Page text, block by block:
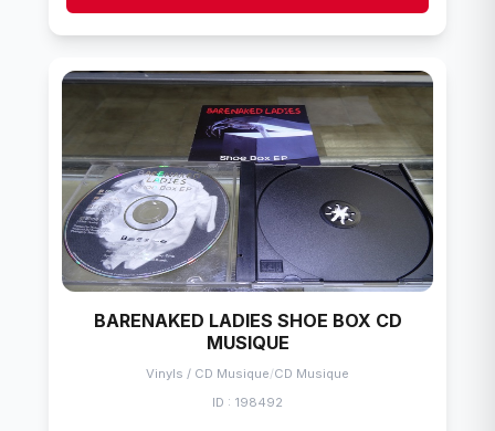
BARENAKED LADIES SHOE BOX CD
MUSIQUE
Vinyls / CD Musique/CD Musique
ID : 198492